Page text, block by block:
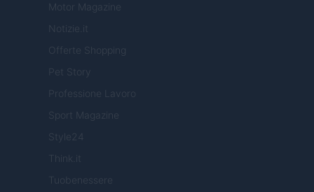
Motor Magazine
Notizie.it
Offerte Shopping
Pet Story
Professione Lavoro
Sport Magazine
Style24
Think.it
Tuobenessere